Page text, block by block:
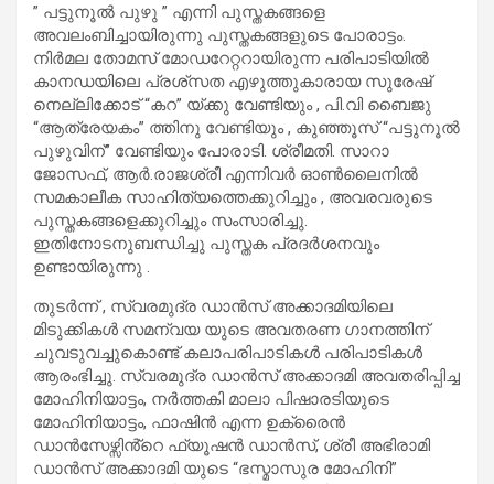
” പട്ടുനൂൽ പുഴു ” എന്നി പുസ്തകങ്ങളെ
അവലംബിച്ചായിരുന്നു പുസ്തകങ്ങളുടെ പോരാട്ടം.
നിർമല തോമസ് മോഡറേറ്ററായിരുന്ന പരിപാടിയിൽ
കാനഡയിലെ പ്രശ്‌സത എഴുത്തുകാരായ സുരേഷ്
നെല്ലിക്കോട് “കറ” യ്ക്കു വേണ്ടിയും , പി.വി ബൈജു
“ആത്രേയകം” ത്തിനു വേണ്ടിയും , കുഞ്ഞൂസ് “പട്ടുനൂൽ
പുഴുവിന്” വേണ്ടിയും പോരാടി. ശ്രീമതി. സാറാ
ജോസഫ്, ആർ.രാജശ്രീ എന്നിവർ ഓൺലൈനിൽ
സമകാലീക സാഹിത്യത്തെക്കുറിച്ചും , അവരവരുടെ
പുസ്തകങ്ങളെക്കുറിച്ചും സംസാരിച്ചു.
ഇതിനോടനുബന്ധിച്ചു പുസ്തക പ്രദർശനവും
ഉണ്ടായിരുന്നു .
തുടർന്ന് , സ്വരമുദ്ര ഡാൻസ് അക്കാദമിയിലെ
മിടുക്കികൾ സമന്വയ യുടെ അവതരണ ഗാനത്തിന്
ചുവടുവച്ചുകൊണ്ട് കലാപരിപാടികൾ പരിപാടികൾ
ആരംഭിച്ചു. സ്വരമുദ്ര ഡാൻസ് അക്കാദമി അവതരിപ്പിച്ച
മോഹിനിയാട്ടം, നർത്തകി മാലാ പിഷാരടിയുടെ
മോഹിനിയാട്ടം, ഫാഷിൻ എന്ന ഉക്രൈൻ
ഡാൻസേഴ്സിൻ്റെ ഫ്യൂഷൻ ഡാൻസ്, ശ്രീ അഭിരാമി
ഡാൻസ് അക്കാദമി യുടെ “ഭസ്മാസുര മോഹിനി”